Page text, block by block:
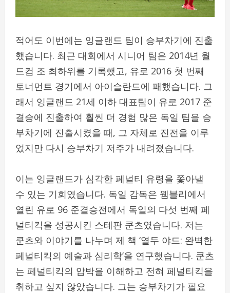
적어도 이번에는 잉글랜드 팀이 승부차기에 진출
했습니다. 최근 대회에서 시니어 팀은 2014년 월
드컵 조 최하위를 기록했고, 유로 2016 첫 번째
토너먼트 경기에서 아이슬란드에 패했습니다. 그
래서 잉글랜드 21세 이하 대표팀이 유로 2017 준
결승에 진출하여 훨씬 더 경험 많은 독일 팀을 승
부차기에 진출시켰을 때, 그 자체로 진전을 이루
었지만 다시 승부차기 저주가 내려졌습니다.
이는 잉글랜드가 심각한 페널티 유령을 쫓아낼
수 있는 기회였습니다. 독일 감독은 웸블리에서
열린 유로 96 준결승전에서 독일의 다섯 번째 페
널티킥을 성공시킨 스테판 쿤츠였습니다. 저는
쿤츠와 이야기를 나누며 제 책 ‘열두 야드: 완벽한
페널티킥의 예술과 심리학’을 연구했습니다. 쿤츠
는 페널티킥의 압박을 이해하고 전혀 페널티킥을
취하고 싶지 않았습니다. 그는 승부차기가 필요